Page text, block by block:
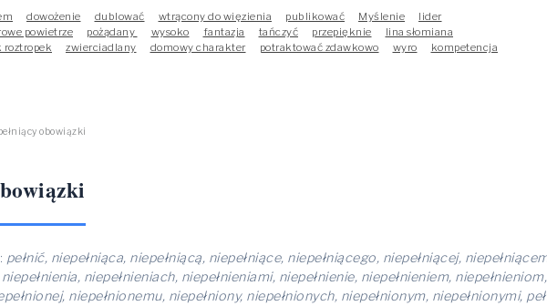
dowożenie dublować wtrącony do więzienia publikować Myślenie
lider
powietrze pożądany wysoko fantazja tańczyć przepięknie
lina słomiana
roztropek zwierciadlany domowy charakter potraktować zdawkowo wyro
kompetencja
obowiązki
: pełnić, niepełniąca, niepełniącą, niepełniące, niepełniącego, niepełniącej,
niepełnieniach, niepełnieniami, niepełnienie, niepełnieniem,
niepełnionemu, niepełniony, niepełnionych, niepełnionym, niepełnionymi,